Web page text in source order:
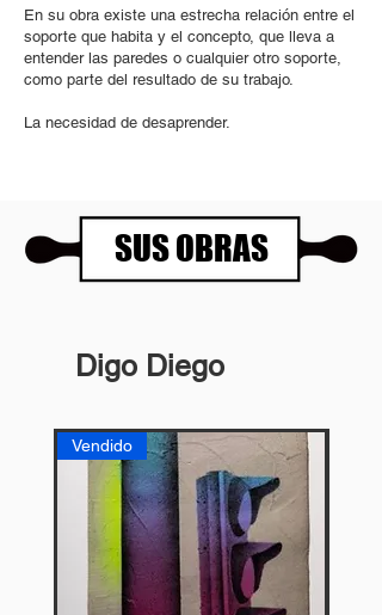
En su obra existe una estrecha relación entre el
soporte que habita y el concepto, que lleva a
entender las paredes o cualquier otro soporte,
como parte del resultado de su trabajo.
La necesidad de desaprender.
SUS OBRAS
Digo Diego
Vendido